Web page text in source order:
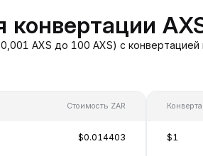
AXS до 100 AXS) с
Стоимость ZAR
$0.014403 $1